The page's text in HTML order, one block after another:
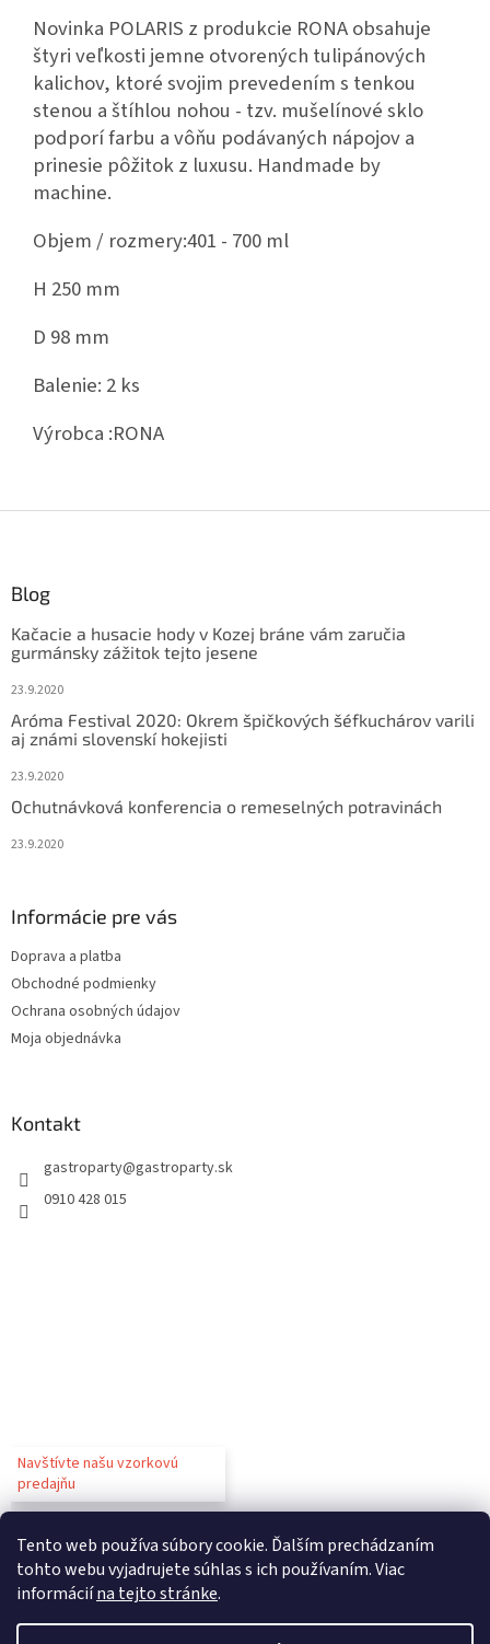
Tento web používa súbory cookie. Ďalším prechádzaním
tohto webu vyjadrujete súhlas s ich používaním. Viac
informáciína tejto stránke.
Novinka POLARIS z produkcie RONA obsahuje
štyri veľkosti jemne otvorených tulipánových
kalichov, ktoré svojim prevedením s tenkou
stenou a štíhlou nohou - tzv. mušelínové sklo
podporí farbu a vôňu podávaných nápojov a
prinesie pôžitok z luxusu. Handmade by
machine.
Objem / rozmery:401 - 700 ml
H 250 mm
D 98 mm
Balenie: 2 ks
Výrobca :RONA
Blog
Kačacie a husacie hody v Kozej bráne vám zaručia
gurmánsky zážitok tejto jesene
23.9.2020
Aróma Festival 2020: Okrem špičkových šéfkuchárov varili
aj známi slovenskí hokejisti
23.9.2020
Ochutnávková konferencia o remeselných potravinách
23.9.2020
Informácie pre vás
Doprava a platba
Obchodné podmienky
Ochrana osobných údajov
Moja objednávka
Kontakt
gastroparty@gastroparty.sk
0910 428 015
Navštívte našu vzorkovú
predajňu